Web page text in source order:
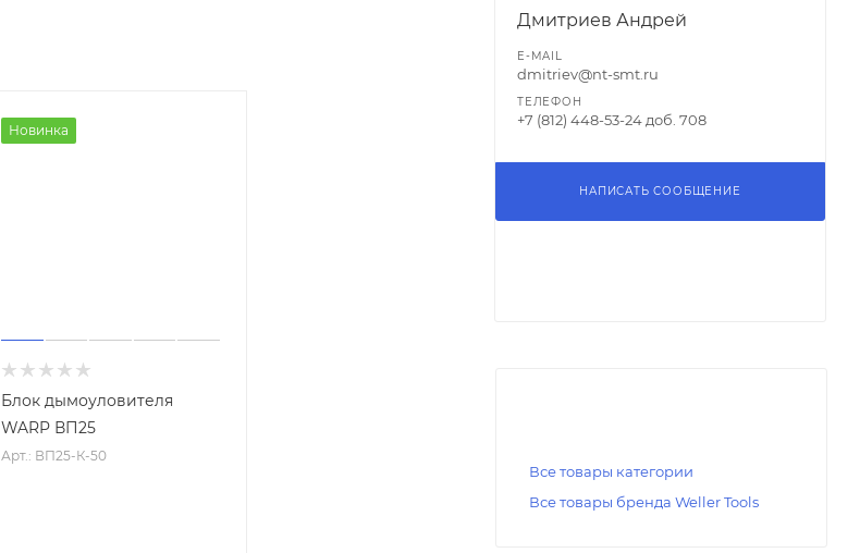
Новинка
Блок дымоуловителя
WARP ВП25
Арт.: ВП25-К-50
Дмитриев Андрей
E-MAIL
dmitriev@nt-smt.ru
ТЕЛЕФОН
+7 (812) 448-53-24 доб. 708
НАПИСАТЬ СООБЩЕНИЕ
Все товары категории
Все товары бренда Weller Tools